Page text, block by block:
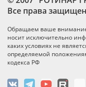
Все права
Обращаем ваше
носит исключительно
каких условиях не
определяемой
кодекса РФ